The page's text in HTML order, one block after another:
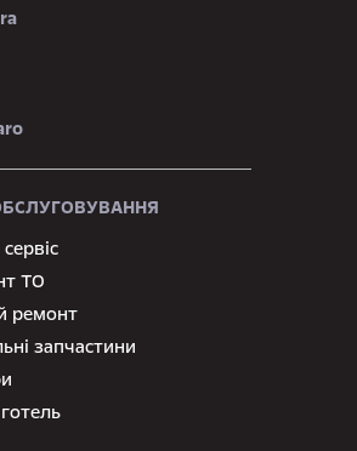
ТО
ремонт
запчастини